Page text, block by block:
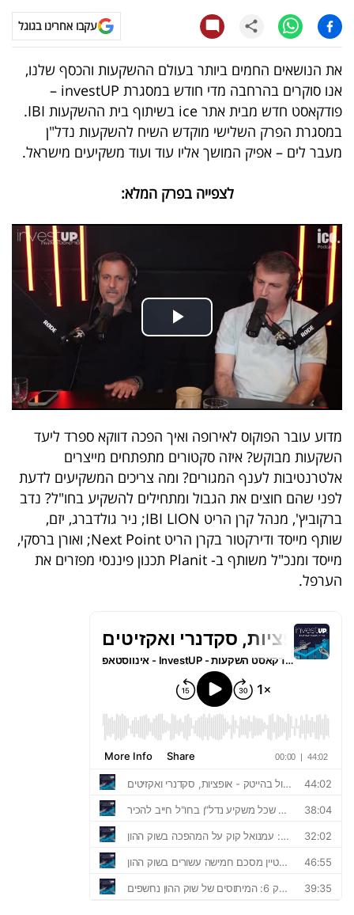
ומחקרים
דעות
רכילות
עסקית
קריפטו
טלוויזיה
עסקי
ספורט
קריירה
ולימודים
מינויים
רכב
בריאות
תרבות
ופנאי
TOP-
5
הכלכלי
פודקאסט
40
UNDER
40
עקבו אחרינו בגוגל
את הנושאים החמים ביותר בעולם ההשקעות והכסף שלנו,
אנו סוקרים בהרחבה מדי חודש במסגרת investUP
–
פודקאסט חדש מבית אתר ice בשיתוף בית ההשקעות IBI
.
במסגרת הפרק השלישי מוקדש השיח להשקעות נדל"ן
מעבר לים – אפיק המושך אליו עוד ועוד משקיעים מישראל.
לצפייה בפרק המלא:
מדוע עובר הפוקוס לאירופה ואיך הפכה דווקא ספרד ליעד
השקעות מבוקש? איזה סקטורים מתפתחים מייצרים
אלטרנטיבות לענף המגורים? ומה צריכים המשקיעים לדעת
לפני שהם חוצים את הגבול ומתחילים להשקיע בחו"ל? נדב
ברקוביץ', מנהל קרן הריט IBI LION; ניר גולדברג, יזם,
שותף מייסד ודירקטור בקרן הריט Next Point; ואורן ברסקי,
מייסד ומנכ"ל משותף ב- Planit תכנון פיננסי מפזרים את
הערפל.